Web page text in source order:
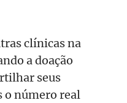
clínicas na
a doação
seus
o número real